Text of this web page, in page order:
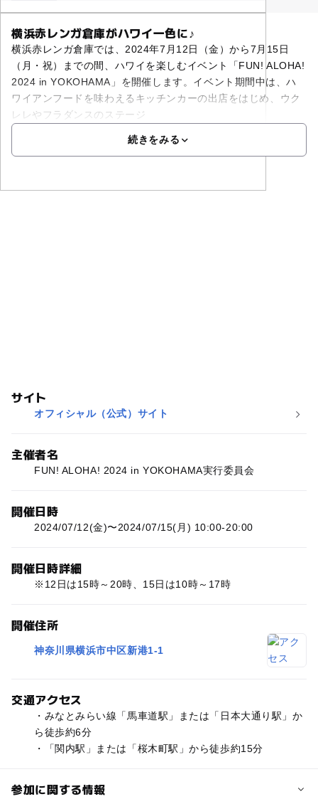
横浜赤レンガ倉庫がハワイ一色に♪
横浜赤レンガ倉庫では、2024年7月12日（金）から7月15日
（月・祝）までの間、ハワイを楽しむイベント「FUN! ALOHA!
2024 in YOKOHAMA」を開催します。イベント期間中は、ハ
ワイアンフードを味わえるキッチンカーの出店をはじめ、ウク
レレやフラダンスのステージ
続きをみる
サイト
オフィシャル（公式）サイト
主催者名
FUN! ALOHA! 2024 in YOKOHAMA実行委員会
開催日時
2024/07/12(金)〜2024/07/15(月) 10:00-20:00
開催日時詳細
※12日は15時～20時、15日は10時～17時
開催住所
神奈川県横浜市中区新港1-1
交通アクセス
・みなとみらい線「馬車道駅」または「日本大通り駅」か
ら徒歩約6分
・「関内駅」または「桜木町駅」から徒歩約15分
参加に関する情報